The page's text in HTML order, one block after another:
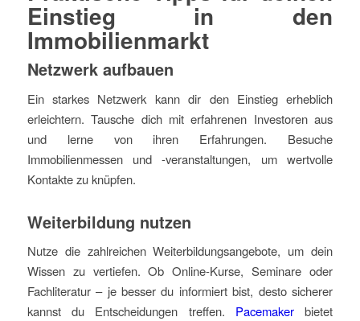
Einstieg in den
Immobilienmarkt
Netzwerk aufbauen
Ein starkes Netzwerk kann dir den Einstieg erheblich
erleichtern. Tausche dich mit erfahrenen Investoren aus
und lerne von ihren Erfahrungen. Besuche
Immobilienmessen und -veranstaltungen, um wertvolle
Kontakte zu knüpfen.
Weiterbildung nutzen
Nutze die zahlreichen Weiterbildungsangebote, um dein
Wissen zu vertiefen. Ob Online-Kurse, Seminare oder
Fachliteratur – je besser du informiert bist, desto sicherer
kannst du Entscheidungen treffen. Pacemaker bietet